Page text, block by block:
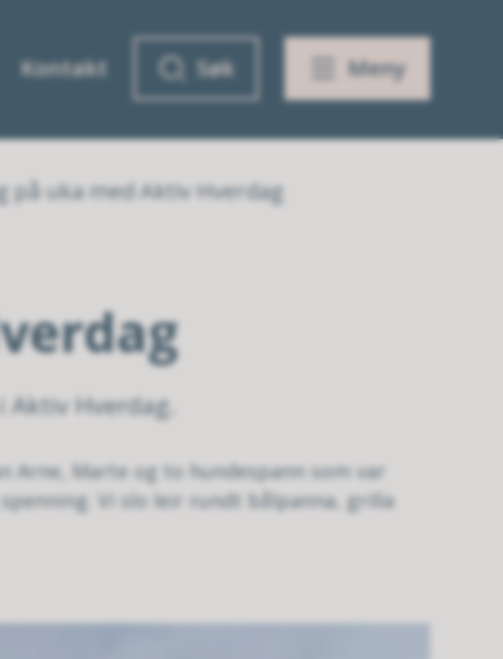
Kontakt Søk Meny
på uka med Aktiv Hverdag
Hverdag.
Arne, Marte og to hundespann som var
Vi slo leir rundt bålpanna, grilla